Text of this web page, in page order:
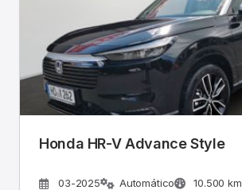
Honda HR-V Advance Style
03-2025 Automático
10.500 km